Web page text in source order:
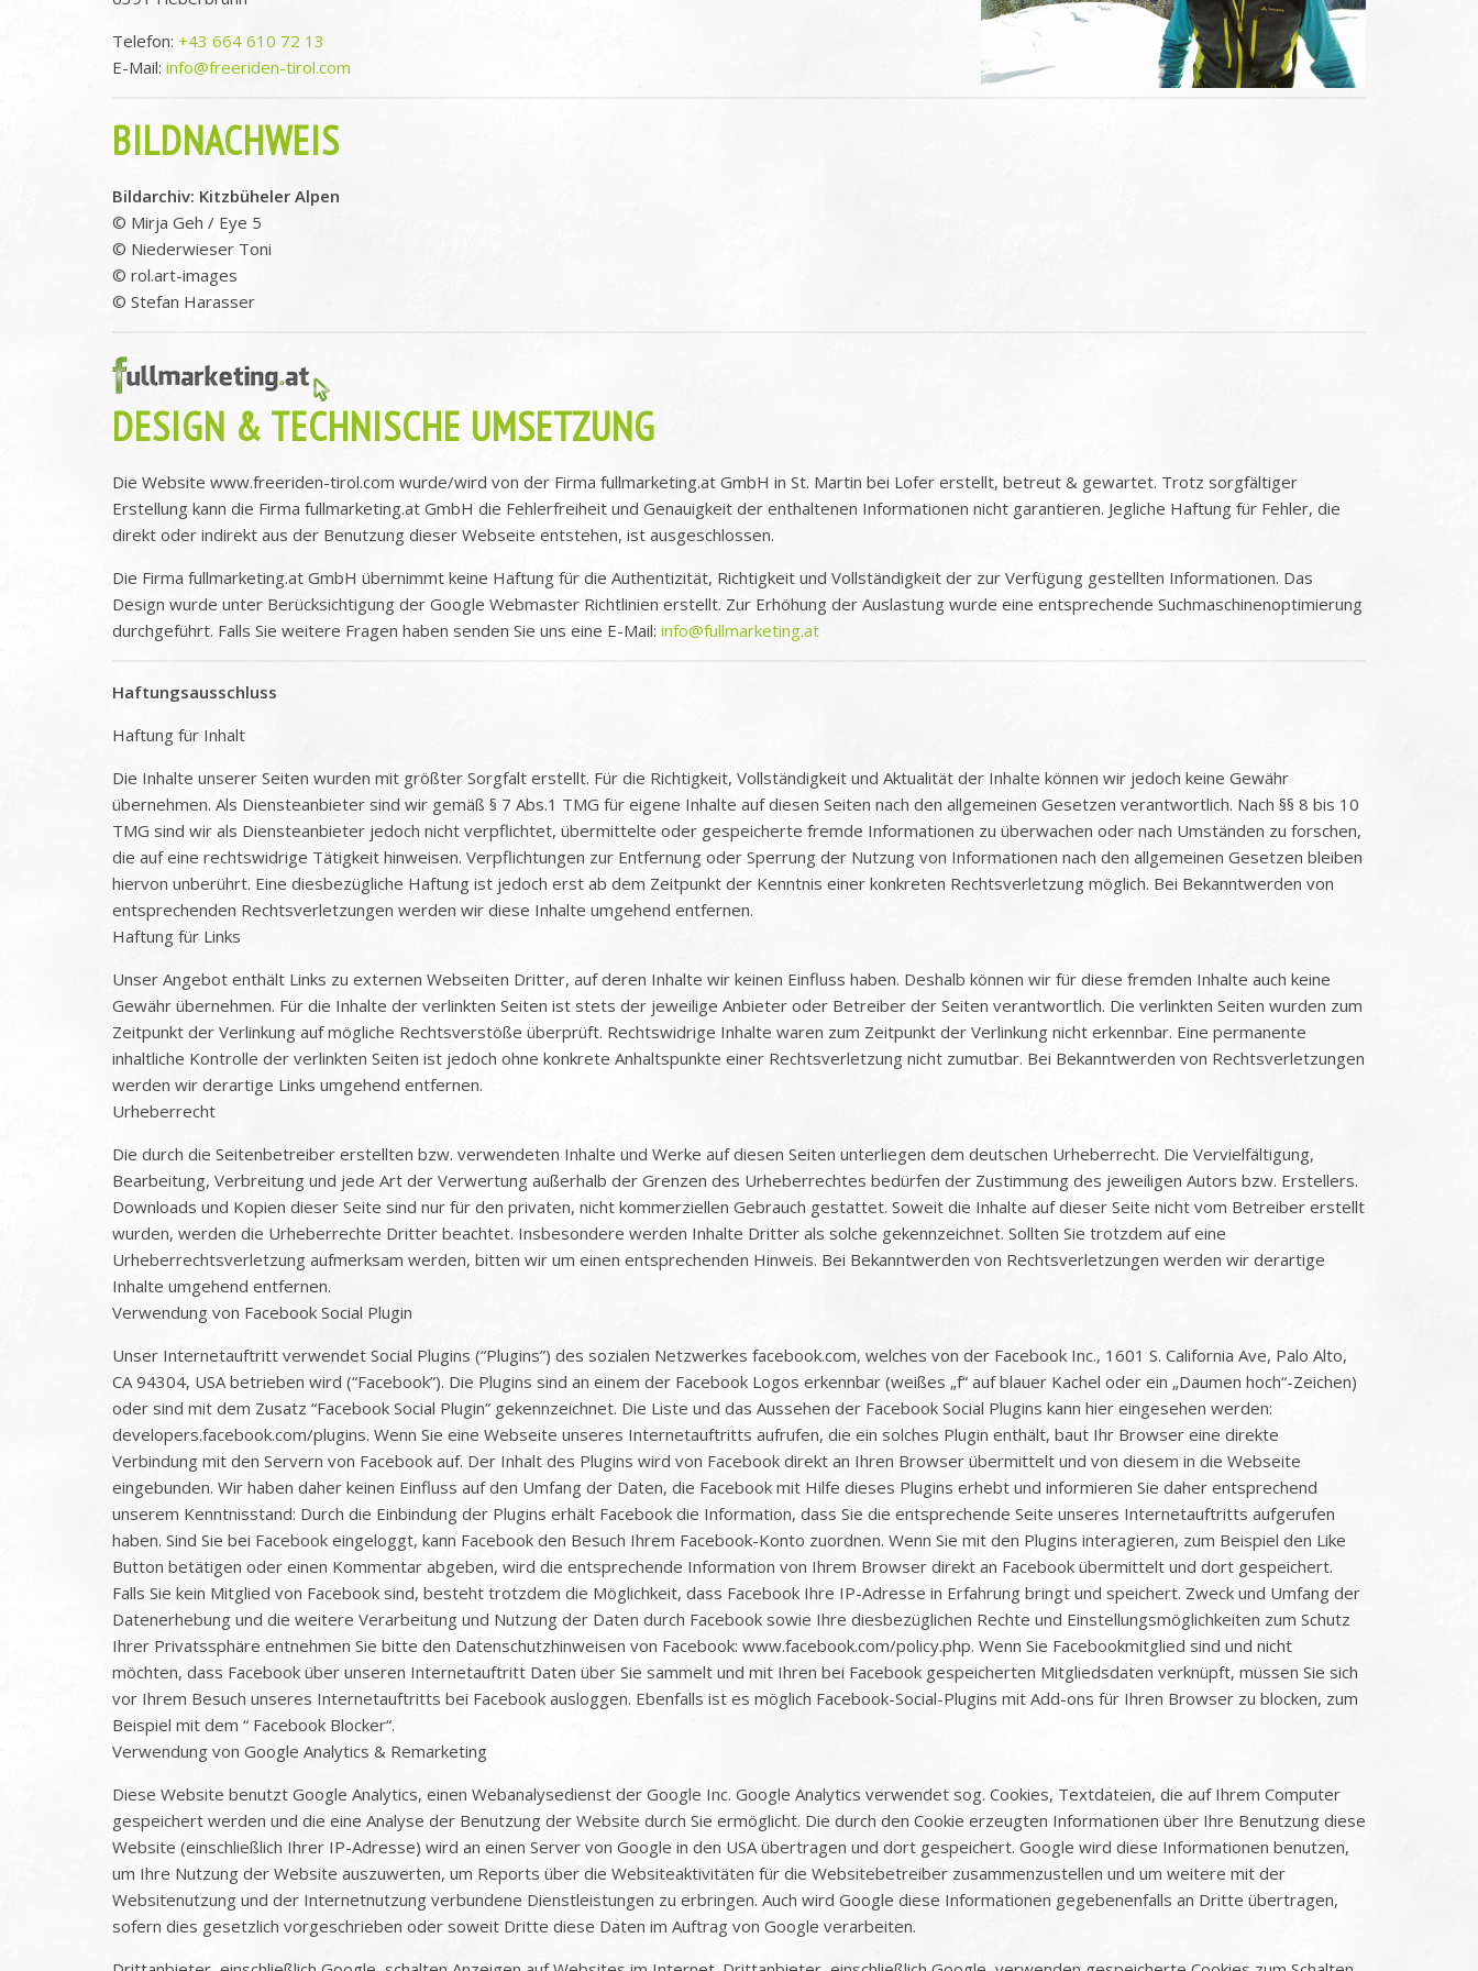
Telefon: +43 664 610 72 13
E-Mail: info@freeriden-tirol.com
BILDNACHWEIS
Bildarchiv: Kitzbüheler Alpen
© Mirja Geh / Eye 5
© Niederwieser Toni
© rol.art-images
© Stefan Harasser
DESIGN & TECHNISCHE UMSETZUNG
Die Website www.freeriden-tirol.com wurde/wird von der Firma fullmarketing.at GmbH in St. Martin bei Lofer erstellt, betreut & gewartet. Trotz sorgfältiger
Erstellung kann die Firma fullmarketing.at GmbH die Fehlerfreiheit und Genauigkeit der enthaltenen Informationen nicht garantieren. Jegliche Haftung für Fehler, die
direkt oder indirekt aus der Benutzung dieser Webseite entstehen, ist ausgeschlossen.
Die Firma fullmarketing.at GmbH übernimmt keine Haftung für die Authentizität, Richtigkeit und Vollständigkeit der zur Verfügung gestellten Informationen. Das
Design wurde unter Berücksichtigung der Google Webmaster Richtlinien erstellt. Zur Erhöhung der Auslastung wurde eine entsprechende Suchmaschinenoptimierung
durchgeführt. Falls Sie weitere Fragen haben senden Sie uns eine E-Mail: info@fullmarketing.at
Haftungsausschluss
Haftung für Inhalt
Die Inhalte unserer Seiten wurden mit größter Sorgfalt erstellt. Für die Richtigkeit, Vollständigkeit und Aktualität der Inhalte können wir jedoch keine Gewähr
übernehmen. Als Diensteanbieter sind wir gemäß § 7 Abs.1 TMG für eigene Inhalte auf diesen Seiten nach den allgemeinen Gesetzen verantwortlich. Nach §§ 8 bis 10
TMG sind wir als Diensteanbieter jedoch nicht verpflichtet, übermittelte oder gespeicherte fremde Informationen zu überwachen oder nach Umständen zu forschen,
die auf eine rechtswidrige Tätigkeit hinweisen. Verpflichtungen zur Entfernung oder Sperrung der Nutzung von Informationen nach den allgemeinen Gesetzen bleiben
hiervon unberührt. Eine diesbezügliche Haftung ist jedoch erst ab dem Zeitpunkt der Kenntnis einer konkreten Rechtsverletzung möglich. Bei Bekanntwerden von
entsprechenden Rechtsverletzungen werden wir diese Inhalte umgehend entfernen.
Haftung für Links
Unser Angebot enthält Links zu externen Webseiten Dritter, auf deren Inhalte wir keinen Einfluss haben. Deshalb können wir für diese fremden Inhalte auch keine
Gewähr übernehmen. Für die Inhalte der verlinkten Seiten ist stets der jeweilige Anbieter oder Betreiber der Seiten verantwortlich. Die verlinkten Seiten wurden zum
Zeitpunkt der Verlinkung auf mögliche Rechtsverstöße überprüft. Rechtswidrige Inhalte waren zum Zeitpunkt der Verlinkung nicht erkennbar. Eine permanente
inhaltliche Kontrolle der verlinkten Seiten ist jedoch ohne konkrete Anhaltspunkte einer Rechtsverletzung nicht zumutbar. Bei Bekanntwerden von Rechtsverletzungen
werden wir derartige Links umgehend entfernen.
Urheberrecht
Die durch die Seitenbetreiber erstellten bzw. verwendeten Inhalte und Werke auf diesen Seiten unterliegen dem deutschen Urheberrecht. Die Vervielfältigung,
Bearbeitung, Verbreitung und jede Art der Verwertung außerhalb der Grenzen des Urheberrechtes bedürfen der Zustimmung des jeweiligen Autors bzw. Erstellers.
Downloads und Kopien dieser Seite sind nur für den privaten, nicht kommerziellen Gebrauch gestattet. Soweit die Inhalte auf dieser Seite nicht vom Betreiber erstellt
wurden, werden die Urheberrechte Dritter beachtet. Insbesondere werden Inhalte Dritter als solche gekennzeichnet. Sollten Sie trotzdem auf eine
Urheberrechtsverletzung aufmerksam werden, bitten wir um einen entsprechenden Hinweis. Bei Bekanntwerden von Rechtsverletzungen werden wir derartige
Inhalte umgehend entfernen.
Verwendung von Facebook Social Plugin
Unser Internetauftritt verwendet Social Plugins (“Plugins”) des sozialen Netzwerkes facebook.com, welches von der Facebook Inc., 1601 S. California Ave, Palo Alto,
CA 94304, USA betrieben wird (“Facebook”). Die Plugins sind an einem der Facebook Logos erkennbar (weißes „f“ auf blauer Kachel oder ein „Daumen hoch“-Zeichen)
oder sind mit dem Zusatz “Facebook Social Plugin” gekennzeichnet. Die Liste und das Aussehen der Facebook Social Plugins kann hier eingesehen werden:
developers.facebook.com/plugins. Wenn Sie eine Webseite unseres Internetauftritts aufrufen, die ein solches Plugin enthält, baut Ihr Browser eine direkte
Verbindung mit den Servern von Facebook auf. Der Inhalt des Plugins wird von Facebook direkt an Ihren Browser übermittelt und von diesem in die Webseite
eingebunden. Wir haben daher keinen Einfluss auf den Umfang der Daten, die Facebook mit Hilfe dieses Plugins erhebt und informieren Sie daher entsprechend
unserem Kenntnisstand: Durch die Einbindung der Plugins erhält Facebook die Information, dass Sie die entsprechende Seite unseres Internetauftritts aufgerufen
haben. Sind Sie bei Facebook eingeloggt, kann Facebook den Besuch Ihrem Facebook-Konto zuordnen. Wenn Sie mit den Plugins interagieren, zum Beispiel den Like
Button betätigen oder einen Kommentar abgeben, wird die entsprechende Information von Ihrem Browser direkt an Facebook übermittelt und dort gespeichert.
Falls Sie kein Mitglied von Facebook sind, besteht trotzdem die Möglichkeit, dass Facebook Ihre IP-Adresse in Erfahrung bringt und speichert. Zweck und Umfang der
Datenerhebung und die weitere Verarbeitung und Nutzung der Daten durch Facebook sowie Ihre diesbezüglichen Rechte und Einstellungsmöglichkeiten zum Schutz
Ihrer Privatssphäre entnehmen Sie bitte den Datenschutzhinweisen von Facebook: www.facebook.com/policy.php. Wenn Sie Facebookmitglied sind und nicht
möchten, dass Facebook über unseren Internetauftritt Daten über Sie sammelt und mit Ihren bei Facebook gespeicherten Mitgliedsdaten verknüpft, müssen Sie sich
vor Ihrem Besuch unseres Internetauftritts bei Facebook ausloggen. Ebenfalls ist es möglich Facebook-Social-Plugins mit Add-ons für Ihren Browser zu blocken, zum
Beispiel mit dem “ Facebook Blocker“.
Verwendung von Google Analytics & Remarketing
Diese Website benutzt Google Analytics, einen Webanalysedienst der Google Inc. Google Analytics verwendet sog. Cookies, Textdateien, die auf Ihrem Computer
gespeichert werden und die eine Analyse der Benutzung der Website durch Sie ermöglicht. Die durch den Cookie erzeugten Informationen über Ihre Benutzung diese
Website (einschließlich Ihrer IP-Adresse) wird an einen Server von Google in den USA übertragen und dort gespeichert. Google wird diese Informationen benutzen,
um Ihre Nutzung der Website auszuwerten, um Reports über die Websiteaktivitäten für die Websitebetreiber zusammenzustellen und um weitere mit der
Websitenutzung und der Internetnutzung verbundene Dienstleistungen zu erbringen. Auch wird Google diese Informationen gegebenenfalls an Dritte übertragen,
sofern dies gesetzlich vorgeschrieben oder soweit Dritte diese Daten im Auftrag von Google verarbeiten.